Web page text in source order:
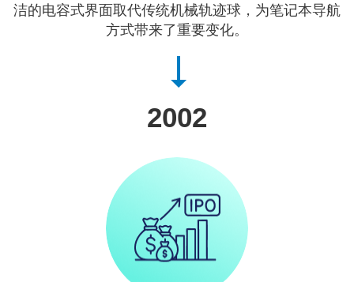
洁的电容式界面取代传统机械轨迹球，为笔记本导航
方式带来了重要变化。
2002